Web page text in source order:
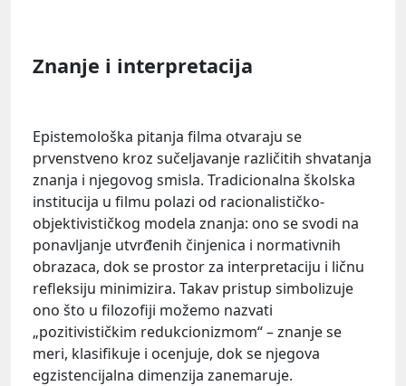
Znanje i interpretacija
Epistemološka pitanja filma otvaraju se
prvenstveno kroz sučeljavanje različitih shvatanja
znanja i njegovog smisla. Tradicionalna školska
institucija u filmu polazi od racionalističko-
objektivističkog modela znanja: ono se svodi na
ponavljanje utvrđenih činjenica i normativnih
obrazaca, dok se prostor za interpretaciju i ličnu
refleksiju minimizira. Takav pristup simbolizuje
ono što u filozofiji možemo nazvati
„pozitivističkim redukcionizmom“ – znanje se
meri, klasifikuje i ocenjuje, dok se njegova
egzistencijalna dimenzija zanemaruje.